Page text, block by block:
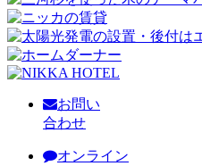
お問い
合わせ
オンライン